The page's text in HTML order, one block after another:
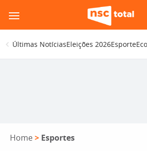
para
o
conteúdo
Últimas NotíciasEleições 2026Esporte
Home > Esportes